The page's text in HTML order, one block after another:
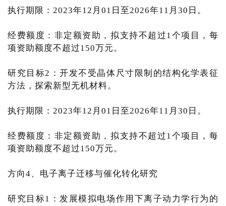
执行期限：2023年12月01日至2026年11月30日。
经费额度：非定额资助，拟支持不超过1个项目，每
项资助额度不超过150万元。
研究目标2：开发不受晶体尺寸限制的结构化学表征
方法，探索新型无机材料。
执行期限：2023年12月01日至2026年11月30日。
经费额度：非定额资助，拟支持不超过1个项目，每
项资助额度不超过150万元。
方向4、电子离子迁移与催化转化研究
研究目标1：发展模拟电场作用下离子动力学行为的